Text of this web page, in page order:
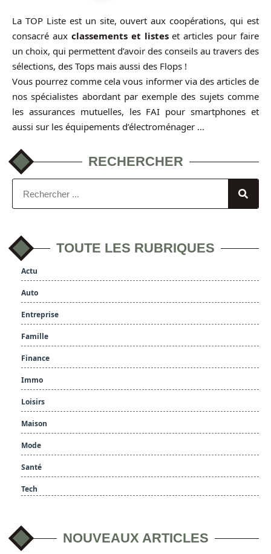
La TOP Liste est un site, ouvert aux coopérations, qui est
consacré aux classements et listeset articles pour faire
un choix, qui permettent d’avoir des conseils au travers des
sélections, des Tops mais aussi des Flops !
Vous pourrez comme cela vous informer via des articles de
nos spécialistes abordant par exemple des sujets comme
les assurances mutuelles, les FAI pour smartphones et
aussi sur les équipements d’électroménager …
RECHERCHER
TOUTE LES RUBRIQUES
Actu
Auto
Entreprise
Famille
Finance
Immo
Loisirs
Maison
Mode
Santé
Tech
NOUVEAUX ARTICLES